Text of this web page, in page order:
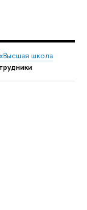
школа